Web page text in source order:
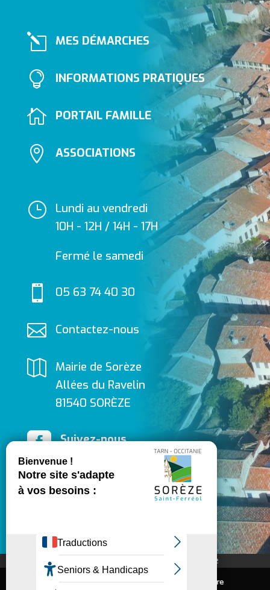
l MES DÉMARCHES
 INFORMATIONS PRATIQUES
 PORTAIL FAMILLE
 ASSOCIATIONS
}
Lundi au vendredi
10H - 12H / 14H - 17H
Fermé le samedi
 05 63 74 40 30
 Contactez-nous

Mairie de Sorèze
Allées du Ravelin
81540 SORÈZE
 Suivez-nous
sur Facebook
Contactez-nous
Inscrivez-vous à la newsletter de Sorèze
Nous utilisons des cookies pour vous offrir la meilleure